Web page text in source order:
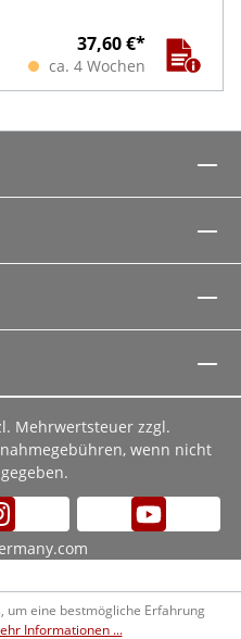
37,60 €*
ca. 4 Wochen
Mehrwertsteuer zzgl.
wenn nicht
um eine bestmögliche Erfahrung
Informationen ...